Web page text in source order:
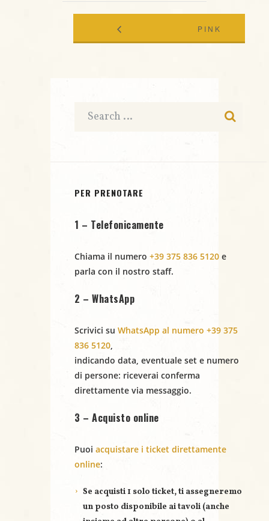
LIVE@
PINK
JAZZINO
PER PRENOTARE
1 – Telefonicamente
Chiama il numero +39 375 836 5120 e
parla con il nostro staff.
2 – WhatsApp
Scrivici su WhatsApp al numero +39 375
836 5120,
indicando data, eventuale set e numero
di persone: riceverai conferma
direttamente via messaggio.
3 – Acquisto online
Puoi acquistare i ticket direttamente
online:
Se acquisti 1 solo ticket, ti assegneremo
un posto disponibile ai tavoli (anche